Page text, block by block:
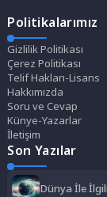
Politikalarımız
Gizlilik Politikası
Çerez Politikası
Telif Hakları-Lisans
Hakkımızda
Soru ve Cevap
Künye-Yazarlar
İletişim
Son Yazılar
Dünya İle